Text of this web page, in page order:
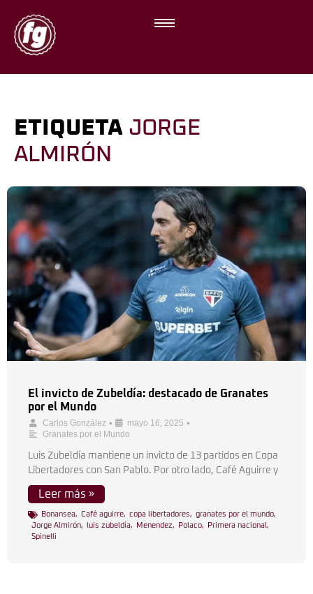
ETIQUETA JORGE
ALMIRÓN
El invicto de Zubeldía: destacado de Granates
por el Mundo
Carlos González • mayo 16, 2025 •
Granates por el Mundo
Luis Zubeldía mantiene un invicto de 13 partidos en Copa
Libertadores con San Pablo. Por otro lado, Café Aguirre y
Leer más »
Bonansea, Café aguirre, copa libertadores, granates por el mundo,
Jorge Almirón, luis zubeldía, Menendez, Polaco, Primera nacional ,
Spinelli